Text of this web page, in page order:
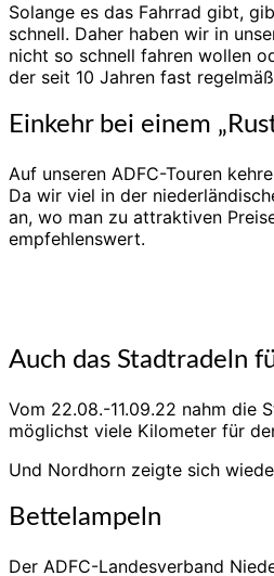
Solange es das Fahrrad gibt,
schnell. Daher haben wir in
nicht so schnell fahren wollen
der seit 10 Jahren fast
Einkehr bei einem
Auf unseren ADFC-Touren
Da wir viel in der
an, wo man zu attraktiven
empfehlenswert.
Auch das Stadtradeln
Vom 22.08.-11.09.22 nahm die
möglichst viele Kilometer für
Und Nordhorn zeigte sich
Bettelampeln
Der ADFC-Landesverband